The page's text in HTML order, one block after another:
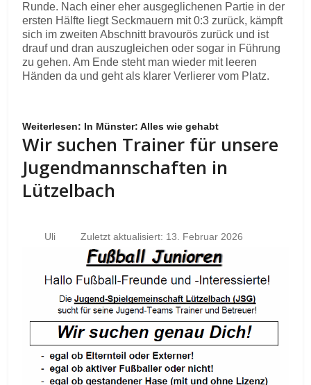
Runde. Nach einer eher ausgeglichenen Partie in der
ersten Hälfte liegt Seckmauern mit 0:3 zurück, kämpft
sich im zweiten Abschnitt bravourös zurück und ist
drauf und dran auszugleichen oder sogar in Führung
zu gehen. Am Ende steht man wieder mit leeren
Händen da und geht als klarer Verlierer vom Platz.
Weiterlesen: In Münster: Alles wie gehabt
Wir suchen Trainer für unsere
Jugendmannschaften in
Lützelbach
Uli Zuletzt aktualisiert: 13. Februar 2026